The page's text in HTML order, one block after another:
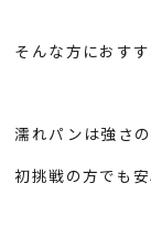
そんな方におすす
濡れパンは強さ
初挑戦の方でも安